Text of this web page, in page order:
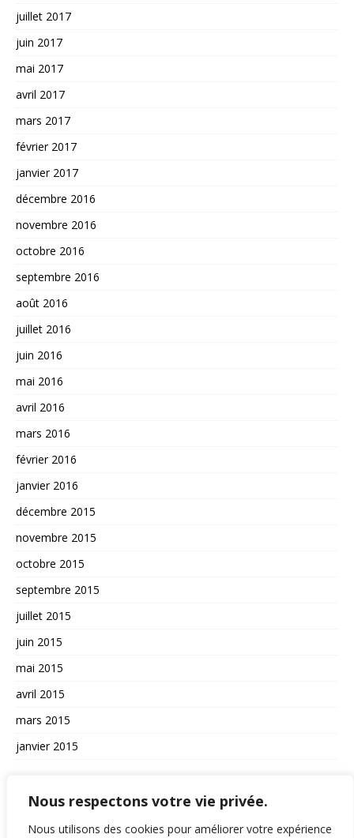
Nous respectons votre vie privée.
Nous utilisons des cookies pour améliorer votre expérience
juillet 2017
juin 2017
mai 2017
avril 2017
mars 2017
février 2017
janvier 2017
décembre 2016
novembre 2016
octobre 2016
septembre 2016
août 2016
juillet 2016
juin 2016
mai 2016
avril 2016
mars 2016
février 2016
janvier 2016
décembre 2015
novembre 2015
octobre 2015
septembre 2015
juillet 2015
juin 2015
mai 2015
avril 2015
mars 2015
janvier 2015
La vie du site